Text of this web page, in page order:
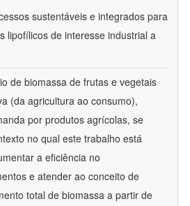
sustentáveis e integrados para
lipofílicos de interesse industrial a
de biomassa de frutas e vegetais
(da agricultura ao consumo),
por produtos agrícolas, se
no qual este trabalho está
a eficiência no
e atender ao conceito de
total de biomassa a partir de